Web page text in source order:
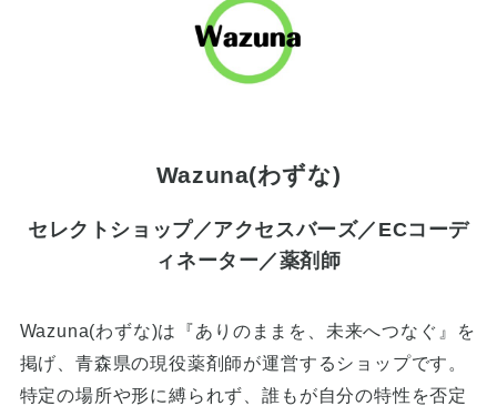
Wazuna(わずな)
セレクトショップ／アクセスバーズ／ECコーデ
ィネーター／薬剤師
Wazuna(わずな)は『ありのままを、未来へつなぐ』を
掲げ、青森県の現役薬剤師が運営するショップです。
特定の場所や形に縛られず、誰もが自分の特性を否定